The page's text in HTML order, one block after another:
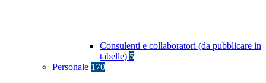
Consulenti e collaboratori (da pubblicare in
tabelle) 5
Personale 170